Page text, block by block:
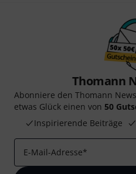
Thomann
Abonniere den Thomann
etwas Glück einen von 50
Inspirierende Beiträge
E-Mail-Adresse*